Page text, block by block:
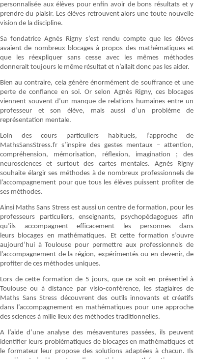
personnalisée aux élèves pour enfin avoir de bons résultats et y
prendre du plaisir. Les élèves retrouvent alors une toute nouvelle
vision de la discipline.
Sa fondatrice Agnès Rigny s’est rendu compte que les élèves
avaient de nombreux blocages à propos des mathématiques et
que les réexpliquer sans cesse avec les mêmes méthodes
donnerait toujours le même résultat et n’allait donc pas les aider.
Bien au contraire, cela génère énormément de souffrance et une
perte de confiance en soi. Or selon Agnès Rigny, ces blocages
viennent souvent d’un manque de relations humaines entre un
professeur et son élève, mais aussi d’un problème de
représentation mentale.
Loin des cours particuliers habituels, l’approche de
MathsSansStress.fr s’inspire des gestes mentaux – attention,
compréhension, mémorisation, réflexion, imagination ; des
neurosciences et surtout des cartes mentales. Agnès Rigny
souhaite élargir ses méthodes à de nombreux professionnels de
l’accompagnement pour que tous les élèves puissent profiter de
ses méthodes.
Ainsi Maths Sans Stress est aussi un centre de formation, pour les
professeurs particuliers, enseignants, psychopédagogues afin
qu’ils accompagnent efficacement les personnes dans
leurs blocages en mathématiques. Et cette formation s’ouvre
aujourd’hui à Toulouse pour permettre aux professionnels de
l’accompagnement de la région, expérimentés ou en devenir, de
profiter de ces méthodes uniques.
Lors de cette formation de 5 jours, que ce soit en présentiel à
Toulouse ou à distance par visio-conférence, les stagiaires de
Maths Sans Stress découvrent des outils innovants et créatifs
dans l’accompagnement en mathématiques pour une approche
des sciences à mille lieux des méthodes traditionnelles.
A l’aide d’une analyse des mésaventures passées, ils peuvent
identifier leurs problématiques de blocages en mathématiques et
le formateur leur propose des solutions adaptées à chacun. Ils